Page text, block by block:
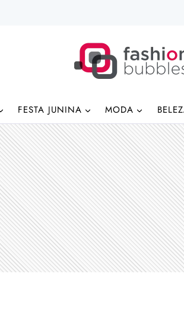
FESTA JUNINA MODA